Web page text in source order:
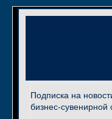
Подписка на
бизнес-сувенирной